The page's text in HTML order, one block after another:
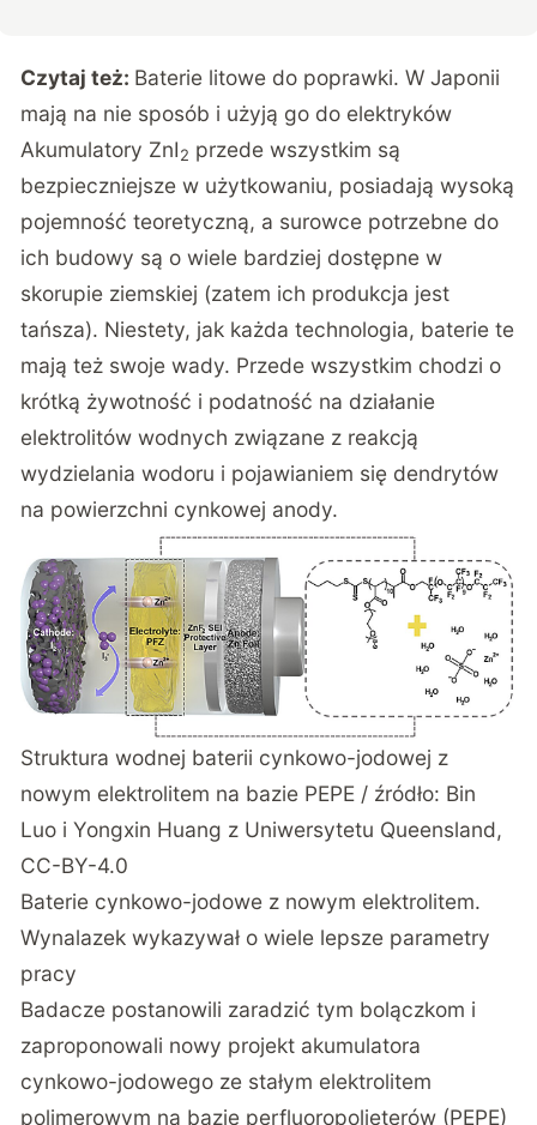
Czytaj też: Baterie litowe do poprawki. W Japonii
mają na nie sposób i użyją go do elektryków
Akumulatory ZnI2 przede wszystkim są
bezpieczniejsze w użytkowaniu, posiadają wysoką
pojemność teoretyczną, a surowce potrzebne do
ich budowy są o wiele bardziej dostępne w
skorupie ziemskiej (zatem ich produkcja jest
tańsza). Niestety, jak każda technologia, baterie te
mają też swoje wady. Przede wszystkim chodzi o
krótką żywotność i podatność na działanie
elektrolitów wodnych związane z reakcją
wydzielania wodoru i pojawianiem się dendrytów
na powierzchni cynkowej anody.
Struktura wodnej baterii cynkowo-jodowej z
nowym elektrolitem na bazie PEPE / źródło: Bin
Luo i Yongxin Huang z Uniwersytetu Queensland,
CC-BY-4.0
Baterie cynkowo-jodowe z nowym elektrolitem.
Wynalazek wykazywał o wiele lepsze parametry
pracy
Badacze postanowili zaradzić tym bolączkom i
zaproponowali nowy projekt akumulatora
cynkowo-jodowego ze stałym elektrolitem
polimerowym na bazie perfluoropolieterów (PEPE)